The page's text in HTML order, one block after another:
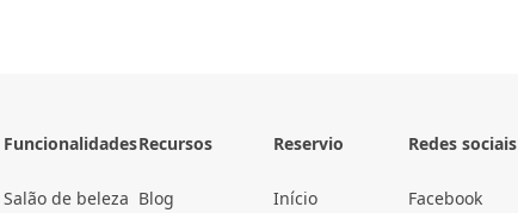
Funcionalidades
Salão de beleza
Recursos
Blog
Reservio
Início
Redes sociais
Facebook